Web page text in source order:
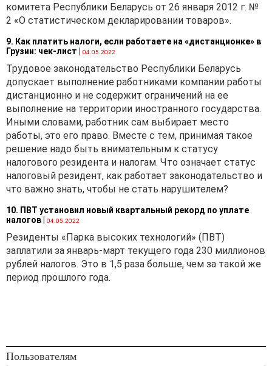
комитета Республики Беларусь от 26 января 2012 г. №
2 «О статистическом декларировании товаров».
9. Как платить налоги, если работаете на «дистанционке» в
Грузии: чек-лист
04.05.2022
Трудовое законодательство Республики Беларусь
допускает выполнение работниками компании работы
дистанционно и не содержит ограничений на ее
выполнение на территории иностранного государства.
Иными словами, работник сам выбирает место
работы, это его право. Вместе с тем, принимая такое
решение надо быть внимательным к статусу
налогового резидента и налогам. Что означает статус
налоговый резидент, как работает законодательство и
что важно знать, чтобы не стать нарушителем?
10. ПВТ установил новый квартальный рекорд по уплате
налогов
04.05.2022
Резиденты «Парка высоких технологий» (ПВТ)
заплатили за январь-март текущего года 230 миллионов
рублей налогов. Это в 1,5 раза больше, чем за такой же
период прошлого года.
Пользователям